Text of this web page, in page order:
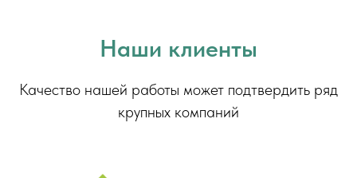
Наши клиенты
Качество нашей работы может подтвердить ряд
крупных компаний